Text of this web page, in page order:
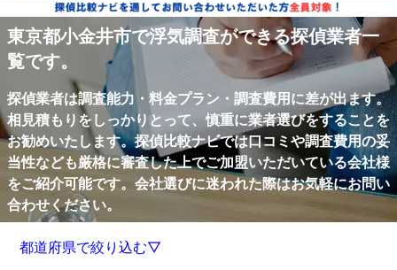
東京都小金井市で浮気調査ができる探偵業者一
覧です。
探偵業者は調査能力・料金プラン・調査費用に差が出ます。
相見積もりをしっかりとって、慎重に業者選びをすることを
お勧めいたします。探偵比較ナビでは口コミや調査費用の妥
当性なども厳格に審査した上でご加盟いただいている会社様
をご紹介可能です。会社選びに迷われた際はお気軽にお問い
合わせください。
都道府県で絞り込む▽